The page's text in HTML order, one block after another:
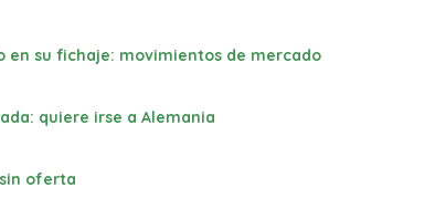
en su fichaje: movimientos de mercado
quiere irse a Alemania
oferta